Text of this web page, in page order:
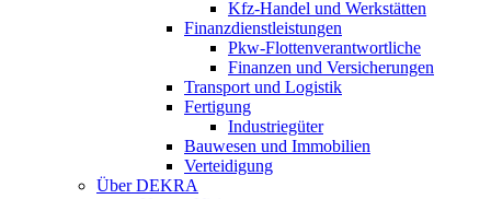
Kfz-Handel und Werkstätten
Finanzdienstleistungen
Pkw‑Flottenverantwortliche
Finanzen und Versicherungen
Transport und Logistik
Fertigung
Industriegüter
Bauwesen und Immobilien
Verteidigung
Über DEKRA